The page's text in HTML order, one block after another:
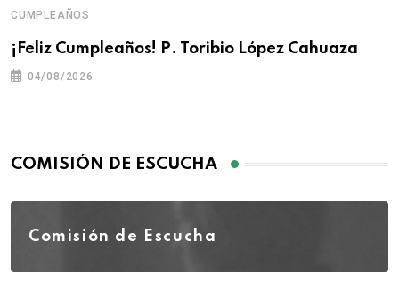
CUMPLEAÑOS
¡Feliz Cumpleaños! P. Toribio López Cahuaza
04/08/2026
COMISIÓN DE ESCUCHA
Comisión de Escucha